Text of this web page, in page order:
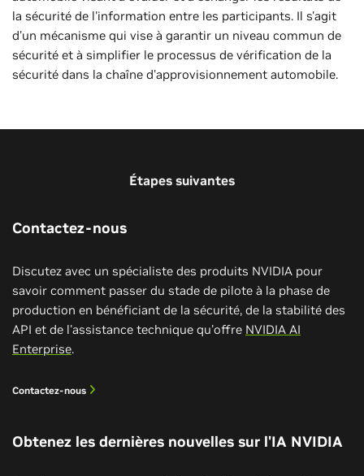
la sécurité de l'information entre les participants. Il s'agit
d'un mécanisme qui vise à garantir un niveau commun de
sécurité et à simplifier le processus de vérification de la
sécurité dans la chaîne d'approvisionnement automobile.
Étapes suivantes
Contactez-nous
Discutez avec un spécialiste des produits NVIDIA pour
savoir comment passer du stade de pilote à la phase de
production en bénéficiant de la sécurité, de la stabilité des
API et de l'assistance technique qu'offre NVIDIA AI
Enterprise.
Contactez-nous
Obtenez les dernières nouvelles sur l'IA NVIDIA